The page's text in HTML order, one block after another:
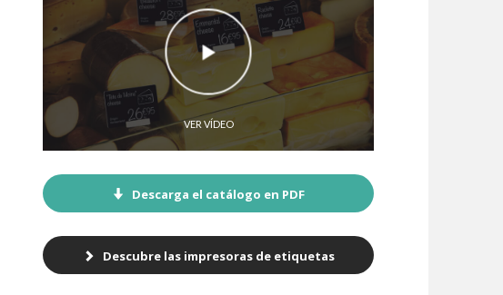
VER VÍDEO
Descarga el catálogo en PDF
Descubre las impresoras de etiquetas